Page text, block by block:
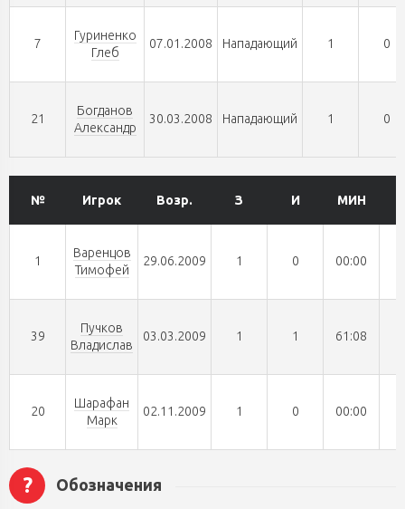
7
Гуриненко
Глеб
07.01.2008 Нападающий 1 0
21
Богданов
Александр
30.03.2008 Нападающий 1 0
№ Игрок Возр. З И МИН
1
Варенцов
Тимофей
29.06.2009 1 0 00:00
39
Пучков
Владислав
03.03.2009 1 1 61:08
20
Шарафан
Марк
02.11.2009 1 0 00:00
? Обозначения